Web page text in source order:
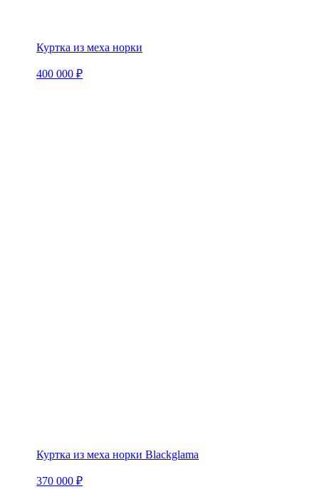
Куртка из меха норки
400 000 ₽
Куртка из меха норки Blackglama
370 000 ₽